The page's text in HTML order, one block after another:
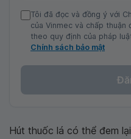
Tôi đã đọc và đồng ý với
của Vinmec và chấp thuận
theo quy định của pháp
Chính sách bảo mật
Hút thuốc lá có thể đem